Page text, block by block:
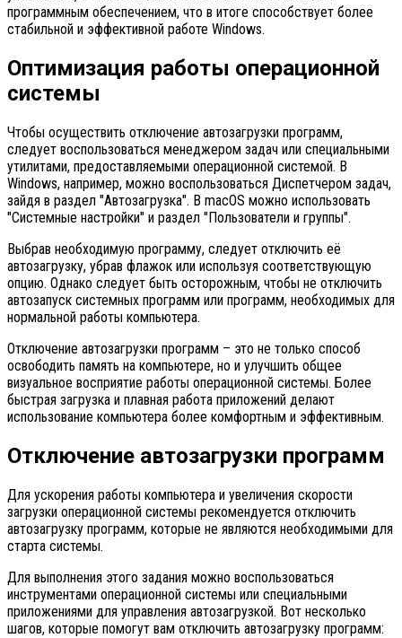
программным обеспечением, что в итоге способствует более
стабильной и эффективной работе Windows.
Оптимизация работы операционной
системы
Чтобы осуществить отключение автозагрузки программ,
следует воспользоваться менеджером задач или специальными
утилитами, предоставляемыми операционной системой. В
Windows, например, можно воспользоваться Диспетчером задач,
зайдя в раздел "Автозагрузка". В macOS можно использовать
"Системные настройки" и раздел "Пользователи и группы".
Выбрав необходимую программу, следует отключить её
автозагрузку, убрав флажок или используя соответствующую
опцию. Однако следует быть осторожным, чтобы не отключить
автозапуск системных программ или программ, необходимых для
нормальной работы компьютера.
Отключение автозагрузки программ – это не только способ
освободить память на компьютере, но и улучшить общее
визуальное восприятие работы операционной системы. Более
быстрая загрузка и плавная работа приложений делают
использование компьютера более комфортным и эффективным.
Отключение автозагрузки программ
Для ускорения работы компьютера и увеличения скорости
загрузки операционной системы рекомендуется отключить
автозагрузку программ, которые не являются необходимыми для
старта системы.
Для выполнения этого задания можно воспользоваться
инструментами операционной системы или специальными
приложениями для управления автозагрузкой. Вот несколько
шагов, которые помогут вам отключить автозагрузку программ: